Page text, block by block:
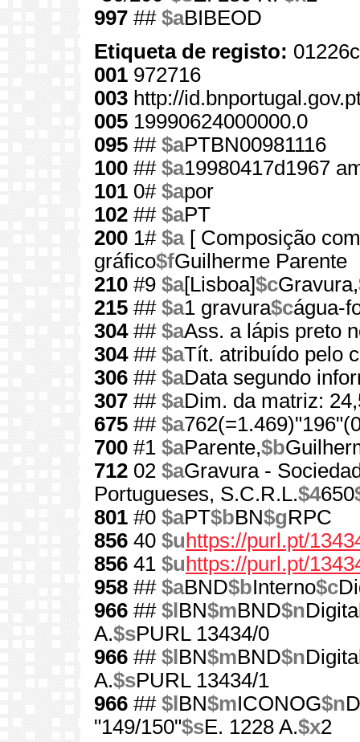
997 ## $aBIBEOD
Etiqueta de registo:
001 972716
003 http://
005 19990624000000.0
095 ## $aPTBN00981116
100 ## $a19980417d1967
101 0# $apor
102 ## $aPT
200 1# $a[ Composição
gráfico$fGuilherme Parente
210 #9 $a[Lisboa]$cGravura,
215 ## $a1 gravura$cágua-
304## $aAss. a lápis preto
304## $aTít. atribuído pelo
306 ## $aData segundo
307 ## $aDim. da matriz:
675 ## $a
700 #1 $aParente,$b
712 02 $aGravura -
Portugueses, S.C.R.L.$4650
801 #0 $aPT$bBN$gRPC
856 40 $u https://purl.pt/
856 41 $u https://purl.pt/
958 ## $aBND$bInterno$c
966 ## $l BN$mBND$n
A.$sPURL 13434/0
966 ## $l BN$mBND$n
A.$sPURL 13434/1
966 ## $l BN$mICONOG$n
"149/150"$sE. 1228 A.$x2